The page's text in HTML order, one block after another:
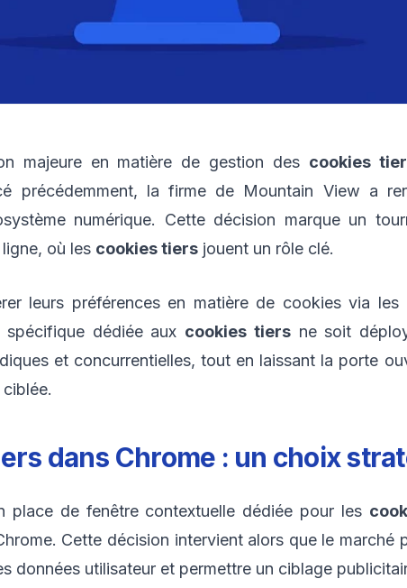
majeure en matière de gestion des cookies
précédemment, la firme de Mountain View a
numérique. Cette décision marque un
où les cookies tiers jouent un rôle clé.
leurs préférences en matière de cookies via
spécifique dédiée aux cookies tiersne soit
et concurrentielles, tout en laissant la porte
dans Chrome : un choix
place de fenêtre contextuelle dédiée pour les
Cette décision intervient alors que le marché
données utilisateur et permettre un ciblage